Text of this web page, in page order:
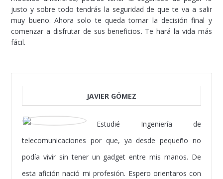
justo y sobre todo tendrás la seguridad de que te va a salir
muy bueno. Ahora solo te queda tomar la decisión final y
comenzar a disfrutar de sus beneficios. Te hará la vida más
fácil.
JAVIER GÓMEZ
Estudié Ingeniería de
telecomunicaciones por que, ya desde pequeño no
podía vivir sin tener un gadget entre mis manos. De
esta afición nació mi profesión. Espero orientaros con